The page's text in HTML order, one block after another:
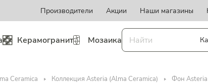
Производители Акции Наши магазины
Керамогранит Мозаика
Ceramica Коллекция Asteria (Alma Ceramica) Фон